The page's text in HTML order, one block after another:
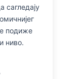
сагледају
подиже
ниво.